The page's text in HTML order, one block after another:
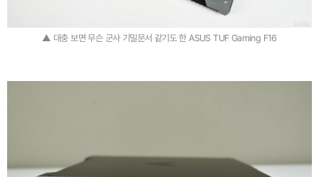
▲ 대충 보면 무슨 군사 기밀문서 같기도 한 ASUS TUF Gaming F16